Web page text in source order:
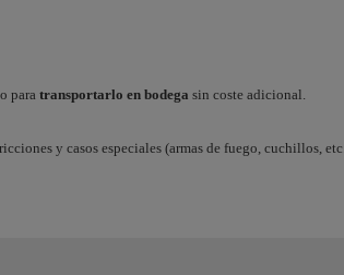
para transportarlo en bodega sin coste adicional.
y casos especiales (armas de fuego, cuchillos,